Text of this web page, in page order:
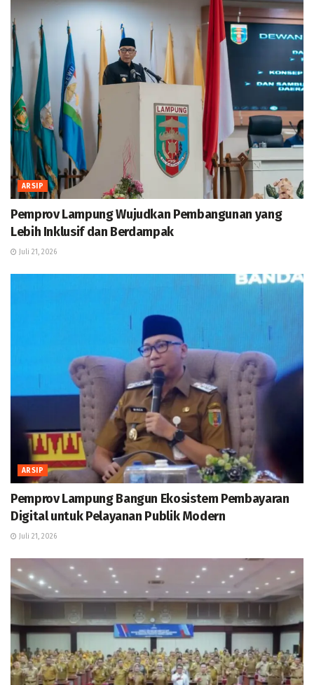
ARSIP
Pemprov Lampung Wujudkan Pembangunan yang
Lebih Inklusif dan Berdampak
Juli 21, 2026
ARSIP
Pemprov Lampung Bangun Ekosistem Pembayaran
Digital untuk Pelayanan Publik Modern
Juli 21, 2026